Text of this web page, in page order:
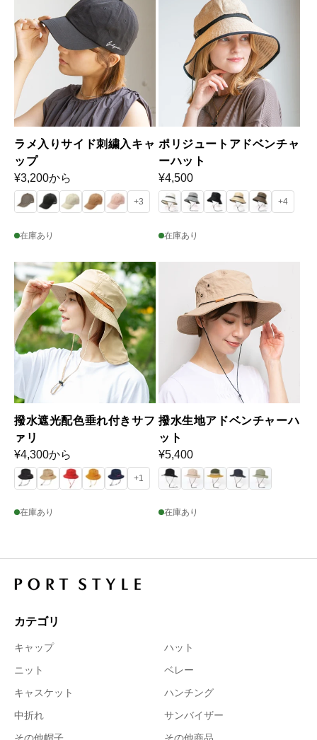
ラメ入りサイド刺繍入キャ
ップ
通
常
価
格
¥3,200から
+3
在庫あり
ポリジュートアドベンチャ
ーハット
通
常
価
格
¥4,500
+4
在庫あり
撥水遮光配色垂れ付きサフ
ァリ
通
常
価
格
¥4,300から
+1
在庫あり
撥水生地アドベンチャーハ
ット
通
常
価
格
¥5,400
在庫あり
カテゴリ
キャップ
ハット
ニット
ベレー
キャスケット
ハンチング
中折れ
サンバイザー